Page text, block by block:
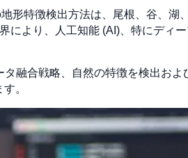
形特徴検出方法は、尾根、谷、湖
より、人工知能 (AI)、特にディ
融合戦略、自然の特徴を検出お
。